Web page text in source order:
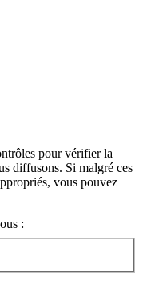
pour vérifier la
diffusons. Si malgré ces
vous pouvez
: